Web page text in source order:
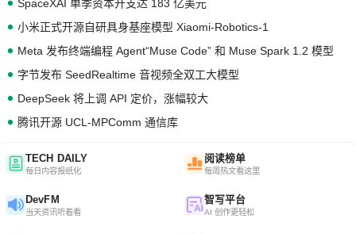
SpaceXAI 单季资本开支达 183 亿美元
小米正式开源自研具身基座模型 Xiaomi-Robotics-1
Meta 发布终端编程 Agent“Muse Code” 和 Muse Spark 1.2 模型
字节发布 SeedRealtime 音视频全双工大模型
DeepSeek 将上调 API 定价，涨幅较大
腾讯开源 UCL-MPComm 通信库
TECH DAILY
每日内容报纸化
阅读榜单
每周热文看这里
DevFM
当天资讯听着看
智写平台
AI 创作更轻松